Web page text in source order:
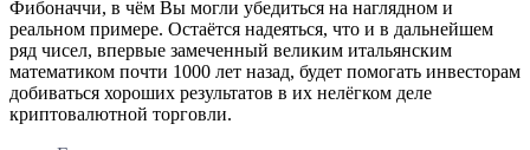
Фибоначчи, в чём Вы могли убедиться на наглядном и
реальном примере. Остаётся надеяться, что и в дальнейшем
ряд чисел, впервые замеченный великим итальянским
математиком почти 1000 лет назад, будет помогать инвесторам
добиваться хороших результатов в их нелёгком деле
криптовалютной торговли.